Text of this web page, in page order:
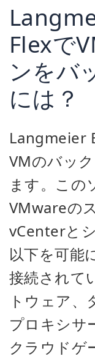
Flexで
ンをバ
には？
Langmeier
VMのバッ
ます。この
VMwareの
vCenterと
以下を可能
接続されて
トウェア、
プロキシサ
クラウドゲ